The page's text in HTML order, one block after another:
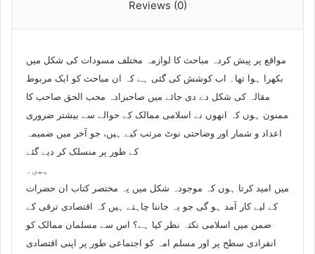
Reviews (0)
مواقع پر پیش کردہ مباحث کا لوازمہ مختلف مسودات کی شکل میں
بکھرا ہوا تھا۔ اب کوشش کی گئی ہے کہ ان مباحث کو ایک مربوط
مقالہ کی شکل دے دی جائے میں صاحبزادہ محب الحق صاحب کا
ممنون ہوں کہ انھوں نے اسلامی ممالک کے حوالے سے بیشتر ضروری
اعداد و شمار اور وضاحتی نوٹ مرتب کیے ہیں، جو آخر میں ضمیمہ
کے طور پر منسلک کر دیے گئے
ہیں۔
میں امید کرتا ہوں کہ موجودہ شکل میں یہ مختصر کتاب ان حضرات
کے لیے کار آمد ہو گی جو یہ جاننا چاہتے ہیں کہ اقتصادی ترقی کے
ضمن میں اسلامی نکتہ نظر کیا ہے؟ اس سے مسلمان ممالک کو
انفرادی سطح پر اور مسلم امہ کو اجتماعی طور پر اپنی اقتصادی